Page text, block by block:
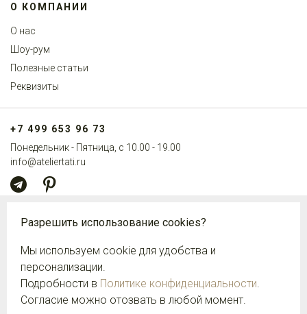
О КОМПАНИИ
О нас
Шоу-рум
Полезные статьи
Реквизиты
+7 499 653 96 73
Понедельник - Пятница, с 10.00 - 19.00
info@ateliertati.ru
Москва, Сретенский бул., 6/1с1,
подъезд 6, этаж 1, офис 58
вход с Боброва переулка
Разрешить использование cookies?
Мы используем cookie для удобства и
персонализации.
Подробности в Политике конфиденциальности.
Согласие можно отозвать в любой момент.